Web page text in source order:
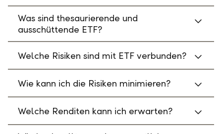
Was sind thesaurierende und
ausschüttende ETF?
Welche Risiken sind mit ETF verbunden?
Wie kann ich die Risiken minimieren?
Welche Renditen kann ich erwarten?